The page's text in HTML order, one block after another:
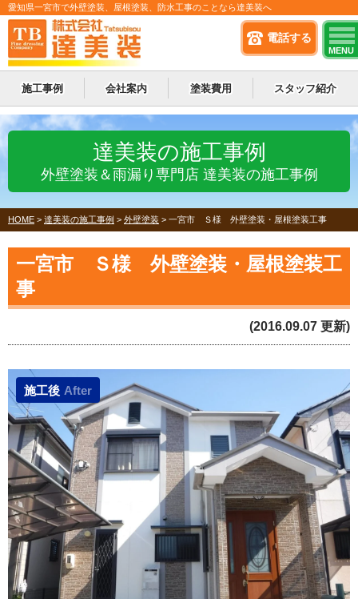
電話する
MENU
愛知県一宮市で外壁塗装、屋根塗装、防水工事のことなら達美装へ
施工事例 会社案内 塗装費用 スタッフ紹介
達美装の施工事例
外壁塗装＆雨漏り専門店 達美装の施工事例
HOME > 達美装の施工事例 > 外壁塗装 > 一宮市 Ｓ様 外壁塗装・屋根塗装工事
一宮市 Ｓ様 外壁塗装・屋根塗装工
事
(2016.09.07 更新)
施工後 After